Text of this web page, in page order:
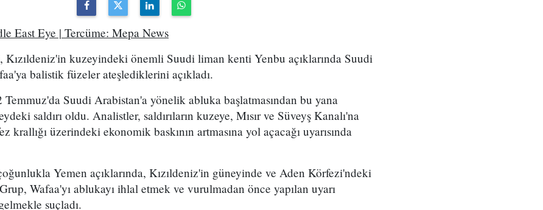
East Eye | Tercüme: Mepa News
Kızıldeniz'in kuzeyindeki önemli Suudi liman kenti Yenbu açıklarında Suudi
balistik füzeler ateşlediklerini açıkladı.
Suudi Arabistan'a yönelik abluka başlatmasından bu yana
saldırı oldu. Analistler, saldırıların kuzeye, Mısır ve Süveyş Kanalı'na
krallığı üzerindeki ekonomik baskının artmasına yol açacağı uyarısında
Yemen açıklarında, Kızıldeniz'in güneyinde ve Aden Körfezi'ndeki
Wafaa'yı ablukayı ihlal etmek ve vurulmadan önce yapılan uyarı
suçladı.